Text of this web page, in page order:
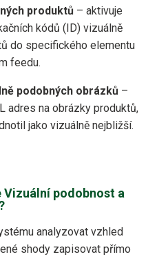
produktů – aktivuje
kódů (ID) vizuálně
do specifického elementu
feedu.
podobných obrázků –
adres na obrázky produktů,
jako vizuálně nejbližší.
Vizuální podobnost a
analyzovat vzhled
shody zapisovat přímo